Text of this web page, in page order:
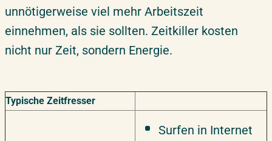
unnötigerweise viel mehr Arbeitszeit
einnehmen, als sie sollten. Zeitkiller kosten
nicht nur Zeit, sondern Energie.
Typische Zeitfresser
Surfen in Internet